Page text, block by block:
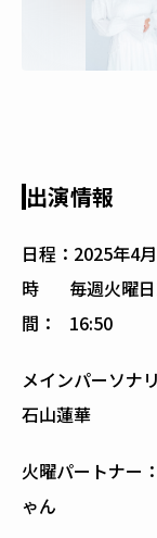
出演情報
日程： 2025年4
時
間：
毎週火曜
16:50
メインパーソナ
石山蓮華
火曜パートナー
ゃん